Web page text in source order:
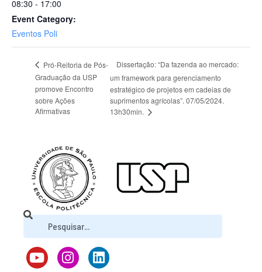
08:30 - 17:00
Event Category:
Eventos Poli
Pró-Reitoria de Pós-
Graduação da USP
promove Encontro
sobre Ações
Afirmativas
Dissertação: “Da fazenda ao mercado:
um framework para gerenciamento
estratégico de projetos em cadeias de
suprimentos agrícolas”. 07/05/2024.
13h30min.